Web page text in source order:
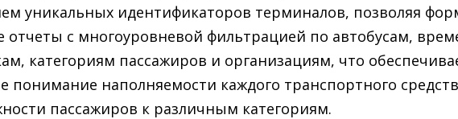
уникальных идентификаторов терминалов, позволяя
отчеты с многоуровневой фильтрацией по автобусам,
категориям пассажиров и организациям, что
понимание наполняемости каждого транспортного
пассажиров к различным категориям.